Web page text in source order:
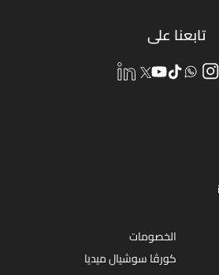
تابعنا على
الخصومات
كورڤا سوشيال ميديا